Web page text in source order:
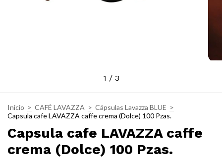
1 / 3
Inicio > CAFÉ LAVAZZA > Cápsulas Lavazza BLUE >
Capsula cafe LAVAZZA caffe crema (Dolce) 100 Pzas.
Capsula cafe LAVAZZA caffe
crema (Dolce) 100 Pzas.